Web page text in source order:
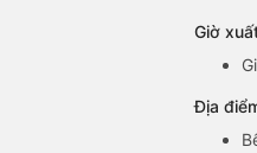
Giờ
Địa